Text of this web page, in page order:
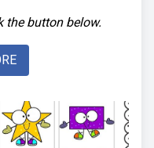
the button below.